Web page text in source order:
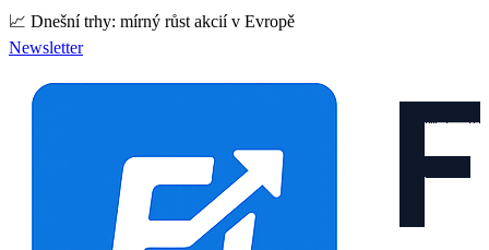
📈 Dnešní trhy: mírný růst akcií v Evropě
Newsletter